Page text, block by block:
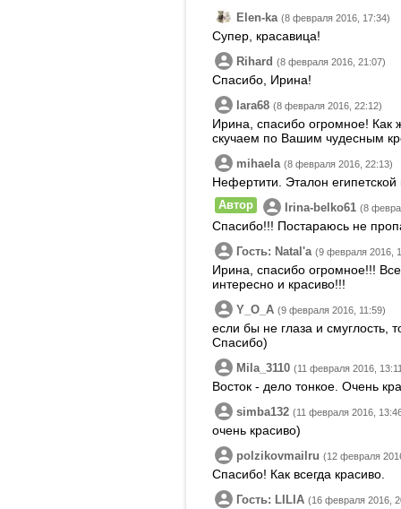
Elen-ka (8 февраля 2016, 17:34)
Супер, красавица!
Rihard (8 февраля 2016, 21:07)
Спасибо, Ирина!
lara68 (8 февраля 2016, 22:12)
Ирина, спасибо огромное!
скучаем по Вашим чудесным
mihaela (8 февраля 2016, 22:13)
Нефертити. Эталон
Автор Irina-belko61 (8
Спасибо!!! Постараюсь не
Гость: Natalʹa (9 февраля 2016,
Ирина, спасибо огромное!!!
интересно и красиво!!!
Y_O_A (9 февраля 2016, 11:59)
если бы не глаза и смуглость,
Спасибо)
Mila_3110 (11 февраля 2016,
Восток - дело тонкое. Очень
simba132 (11 февраля 2016,
очень красиво)
polzikovmailru (12 февраля
Спасибо! Как всегда красиво.
Гость: LILIA (16 февраля 2016,